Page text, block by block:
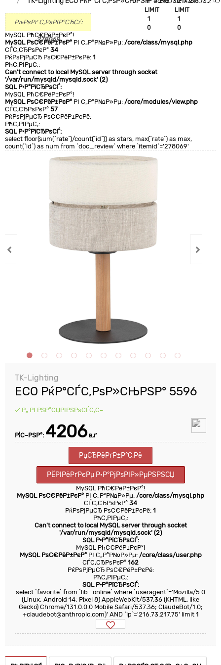
LIMIT
1
0
LIMIT
1
0
РљРѕРґ С‚РѕРІР°СЂСѓ:
278069
MySQL РћС€РёР±РєР°!
MySQL РѕС€РёР±РєР° РІ С„Р°Р№Р»Рµ: /core/class/mysql.php
СЃС‚СЂРѕРєР° 34
РќРѕРјРµСЂ РѕС€РёР±РєРё: 1
РћС‚РІРµС‚:
Can't connect to local MySQL server through socket
'/var/run/mysqld/mysqld.sock' (2)
SQL Р·Р°РїСЂРѕСЃ:
MySQL РћС€РёР±РєР°!
MySQL РѕС€РёР±РєР° РІ С„Р°Р№Р»Рµ: /core/modules/view.php
СЃС‚СЂРѕРєР° 57
РќРѕРјРµСЂ РѕС€РёР±РєРё:
РћС‚РІРµС‚:
SQL Р·Р°РїСЂРѕСЃ:
select floor(sum(`rate`)/count(`id`)) as stars, max(`rate`) as max,
count(`id`) as num from `doc_review` where `itemid`='278069'
TK-Lighting
ECO РќР°СЃС‚РѕР»СЊРЅР° 5596
Р„ РІ РЅР°СЏРІРЅРѕСЃС‚С–
Р¦С–РЅР°: 4206в‚ґ
РџСЂРёРґР±Р°С‚Рё
РЁРІРёРґРєРµ Р·Р°РјРѕРІР»РµРЅРЅСЏ
MySQL РћС€РёР±РєР°!
MySQL РѕС€РёР±РєР° РІ С„Р°Р№Р»Рµ: /core/class/mysql.php
СЃС‚СЂРѕРєР° 34
РќРѕРјРµСЂ РѕС€РёР±РєРё: 1
РћС‚РІРµС‚:
Can't connect to local MySQL server through socket
'/var/run/mysqld/mysqld.sock' (2)
SQL Р·Р°РїСЂРѕСЃ:
MySQL РћС€РёР±РєР°!
MySQL РѕС€РёР±РєР°РІ С„Р°Р№Р»Рµ: /core/class/user.php
СЃС‚СЂРѕРєР° 162
РќРѕРјРµСЂ РѕС€РёР±РєРё:
РћС‚РІРµС‚:
SQL Р·Р°РїСЂРѕСЃ:
select `favorite` from `lib_online` where `useragent`='Mozilla/5.0
(Linux; Android 14; Pixel 8) AppleWebKit/537.36 (KHTML, like
Gecko) Chrome/131.0.0.0 Mobile Safari/537.36; ClaudeBot/1.0;
+claudebot@anthropic.com)' AND `ip`='216.73.217.75' limit 1